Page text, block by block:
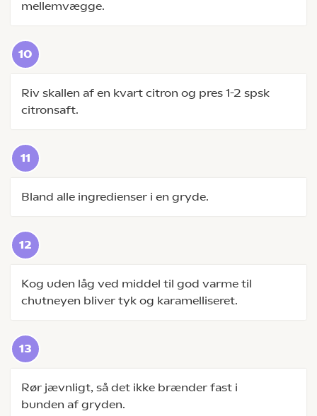
mellemvægge.
Riv skallen af en kvart citron og pres 1-2 spsk
citronsaft.
Bland alle ingredienser i en gryde.
Kog uden låg ved middel til god varme til
chutneyen bliver tyk og karamelliseret.
Rør jævnligt, så det ikke brænder fast i
bunden af gryden.